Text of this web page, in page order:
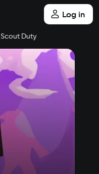
Log in
Scout Duty